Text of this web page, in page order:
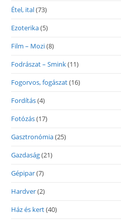
Étel, ital(73)
Ezoterika(5)
Film – Mozi(8)
Fodrászat – Smink(11)
Fogorvos, fogászat(16)
Fordítás(4)
Fotózás(17)
Gasztronómia(25)
Gazdaság(21)
Gépipar(7)
Hardver(2)
Ház és kert(40)